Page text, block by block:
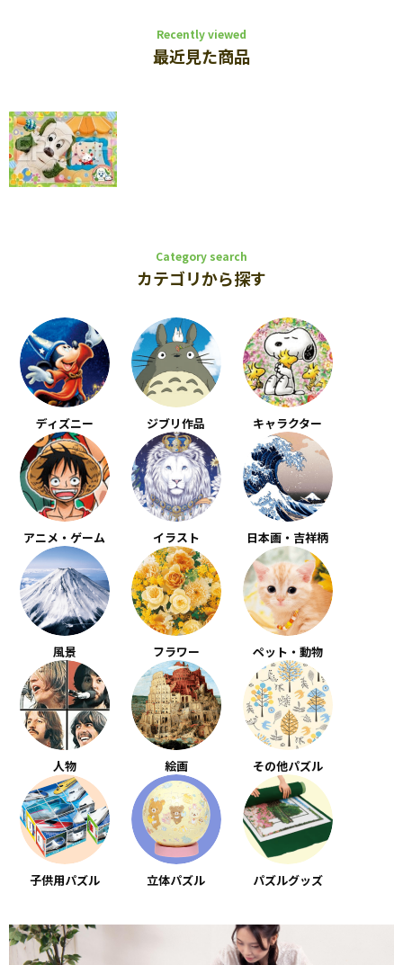
Recently viewed
最近見た商品
Category search
カテゴリから探す
ディズニー ジブリ作品 キャラクター
アニメ・ゲーム イラスト 日本画・吉祥柄
風景 フラワー ペット・動物
人物 絵画 その他パズル
子供用パズル 立体パズル パズルグッズ